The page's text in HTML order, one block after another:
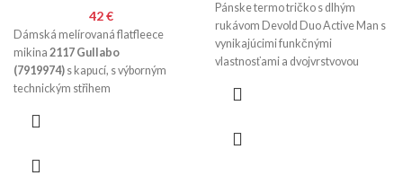
42€
Dámská melírovaná flatfleece
mikina 2117 Gullabo
(7919974) s kapucí, s výborným
technickým střihem
velmi dobrými funkčními
Pánske termo tričko s dlhým
rukávom Devold Duo Active Man s
vynikajúcimi funkčnými
vlastnosťami a dvojvrstvovou
aktivity v chladnom počasí.